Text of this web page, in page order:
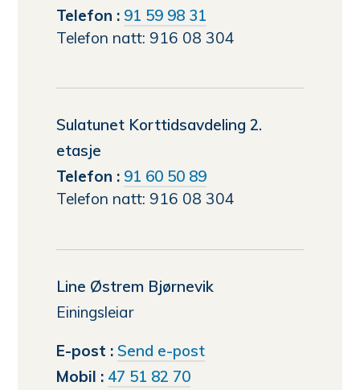
Telefon
91 59 98 31
Telefon natt: 916 08 304
Sulatunet Korttidsavdeling 2.
etasje
Telefon
91 60 50 89
Telefon natt: 916 08 304
Line Østrem Bjørnevik
Einingsleiar
E-post
Send e-posttil
Mobil 47 51 82 70